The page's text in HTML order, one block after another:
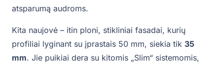
atsparumą audroms.
Kita naujovė – itin ploni, stikliniai fasadai, kurių
profiliai lyginant su įprastais 50 mm, siekia tik 35
mm. Jie puikiai dera su kitomis „Slim“ sistemomis,